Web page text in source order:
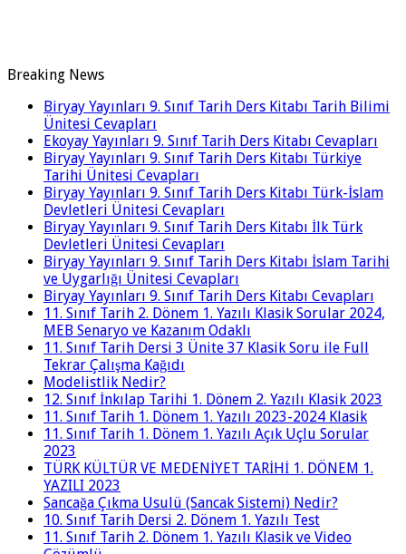
Breaking News
Biryay Yayınları 9. Sınıf Tarih Ders Kitabı Tarih Bilimi
Ünitesi Cevapları
Ekoyay Yayınları 9. Sınıf Tarih Ders Kitabı Cevapları
Biryay Yayınları 9. Sınıf Tarih Ders Kitabı Türkiye
Tarihi Ünitesi Cevapları
Biryay Yayınları 9. Sınıf Tarih Ders Kitabı Türk-İslam
Devletleri Ünitesi Cevapları
Biryay Yayınları 9. Sınıf Tarih Ders Kitabı İlk Türk
Devletleri Ünitesi Cevapları
Biryay Yayınları 9. Sınıf Tarih Ders Kitabı İslam Tarihi
ve Uygarlığı Ünitesi Cevapları
Biryay Yayınları 9. Sınıf Tarih Ders Kitabı Cevapları
11. Sınıf Tarih 2. Dönem 1. Yazılı Klasik Sorular 2024,
MEB Senaryo ve Kazanım Odaklı
11. Sınıf Tarih Dersi 3 Ünite 37 Klasik Soru ile Full
Tekrar Çalışma Kağıdı
Modelistlik Nedir?
12. Sınıf İnkılap Tarihi 1. Dönem 2. Yazılı Klasik 2023
11. Sınıf Tarih 1. Dönem 1. Yazılı 2023-2024 Klasik
11. Sınıf Tarih 1. Dönem 1. Yazılı Açık Uçlu Sorular
2023
TÜRK KÜLTÜR VE MEDENİYET TARİHİ 1. DÖNEM 1.
YAZILI 2023
Sancağa Çıkma Usulü (Sancak Sistemi) Nedir?
10. Sınıf Tarih Dersi 2. Dönem 1. Yazılı Test
11. Sınıf Tarih 2. Dönem 1. Yazılı Klasik ve Video